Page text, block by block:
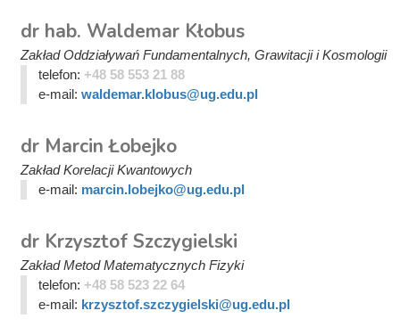
dr hab. Waldemar Kłobus
Zakład Oddziaływań Fundamentalnych, Grawitacji i Kosmologii
telefon: +48 58 553 21 88
e-mail: waldemar.klobus@ug.edu.pl
dr Marcin Łobejko
Zakład Korelacji Kwantowych
e-mail: marcin.lobejko@ug.edu.pl
dr Krzysztof Szczygielski
Zakład Metod Matematycznych Fizyki
telefon: +48 58 523 22 64
e-mail: krzysztof.szczygielski@ug.edu.pl